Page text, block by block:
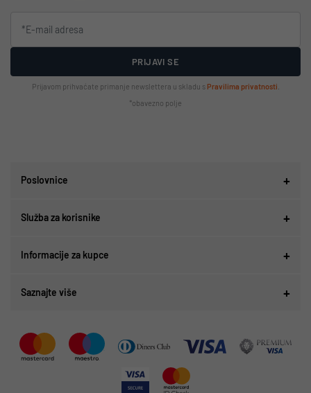
PRIJAVI SE
Prijavom prihvaćate primanje newslettera u skladu s Pravilima privatnosti
*obavezno polje
Poslovnice
Služba za korisnike
Informacije za kupce
Saznajte više